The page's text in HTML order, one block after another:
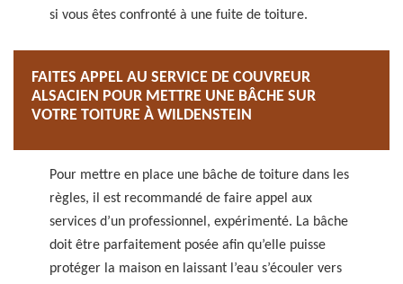
si vous êtes confronté à une fuite de toiture.
FAITES APPEL AU SERVICE DE COUVREUR
ALSACIEN POUR METTRE UNE BÂCHE SUR
VOTRE TOITURE À WILDENSTEIN
Pour mettre en place une bâche de toiture dans les
règles, il est recommandé de faire appel aux
services d’un professionnel, expérimenté. La bâche
doit être parfaitement posée afin qu’elle puisse
protéger la maison en laissant l’eau s’écouler vers